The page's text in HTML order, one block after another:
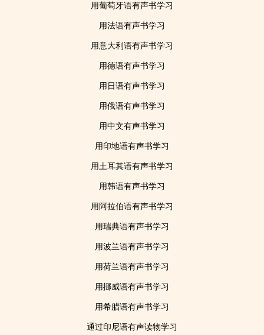
用葡萄牙语有声书学习
用法语有声书学习
用意大利语有声书学习
用德语有声书学习
用日语有声书学习
用俄语有声书学习
用中文有声书学习
用印地语有声书学习
用土耳其语有声书学习
用韩语有声书学习
用阿拉伯语有声书学习
用瑞典语有声书学习
用波兰语有声书学习
用荷兰语有声书学习
用挪威语有声书学习
用希腊语有声书学习
通过印尼语有声读物学习